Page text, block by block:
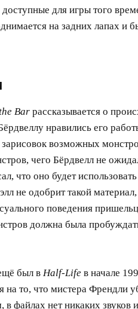
доступные для игры того
на задних лапах и
Bar рассказывается о
нравились его
зарисовок возможных
чего Бёрдвелл не
что оно будет
не одобрит такой
поведения
должна была
был в Half-Life в начале
на то, что мистера Френдли
файлах нет никаких